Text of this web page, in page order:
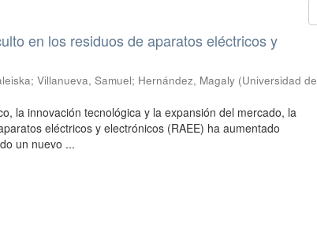
en los residuos de aparatos eléctricos y
;Villanueva, Samuel; Hernández, Magaly (Universidad de
la innovación tecnológica y la expansión del mercado, la
eléctricos y electrónicos (RAEE) ha aumentado
un nuevo ...